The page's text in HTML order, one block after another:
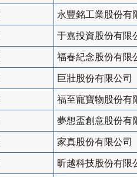
永豐銘工業股份有
于嘉投資股份有限
福春紀念股份有限
巨壯股份有限公司
福至寵寶物股份有
夢想盃創意股份有
家真股份有限公司
昕越科技股份有限